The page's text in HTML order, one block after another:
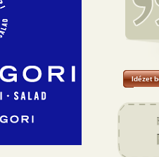
Idézet